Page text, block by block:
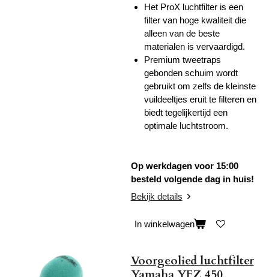
Het ProX luchtfilter is een
filter van hoge kwaliteit die
alleen van de beste
materialen is vervaardigd.
Premium tweetraps
gebonden schuim wordt
gebruikt om zelfs de kleinste
vuildeeltjes eruit te filteren en
biedt tegelijkertijd een
optimale luchtstroom.
Op werkdagen voor 15:00
besteld volgende dag in huis!
Bekijk details
In winkelwagen
Voorgeolied luchtfilter